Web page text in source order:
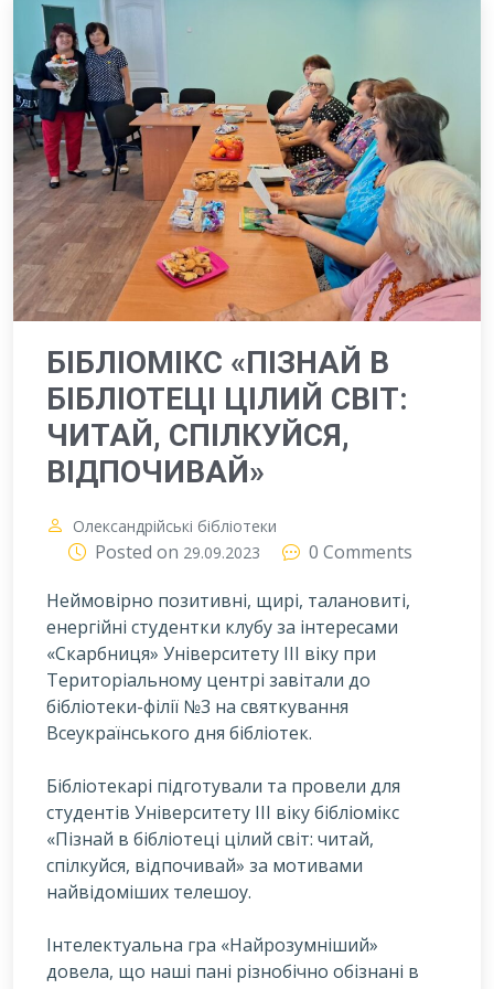
БІБЛІОМІКС «ПІЗНАЙ В
БІБЛІОТЕЦІ ЦІЛИЙ СВІТ:
ЧИТАЙ, СПІЛКУЙСЯ,
ВІДПОЧИВАЙ»
Олександрійські бібліотеки
Posted on 29.09.2023
0 Comments
Неймовірно позитивні, щирі, талановиті,
енергійні студентки клубу за інтересами
«Скарбниця» Університету ІІІ віку при
Територіальному центрі завітали до
бібліотеки-філії №3 на святкування
Всеукраїнського дня бібліотек.
Бібліотекарі підготували та провели для
студентів Університету ІІІ віку бібліомікс
«Пізнай в бібліотеці цілий світ: читай,
спілкуйся, відпочивай» за мотивами
найвідоміших телешоу.
Інтелектуальна гра «Найрозумніший»
довела, що наші пані різнобічно обізнані в